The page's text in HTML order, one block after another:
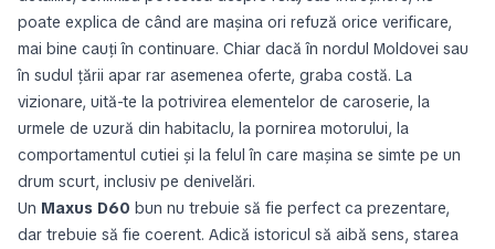
poate explica de când are mașina ori refuză orice verificare,
mai bine cauți în continuare. Chiar dacă în nordul Moldovei sau
în sudul țării apar rar asemenea oferte, graba costă. La
vizionare, uită-te la potrivirea elementelor de caroserie, la
urmele de uzură din habitaclu, la pornirea motorului, la
comportamentul cutiei și la felul în care mașina se simte pe un
drum scurt, inclusiv pe denivelări.
Un Maxus D60 bun nu trebuie să fie perfect ca prezentare,
dar trebuie să fie coerent. Adică istoricul să aibă sens, starea